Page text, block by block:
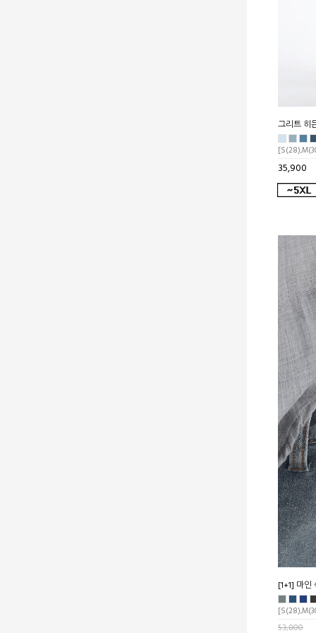
그리트 히
35,900
[1+1] 마
53,800